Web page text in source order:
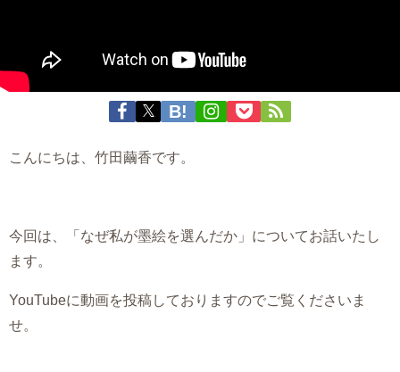
こんにちは、竹田繭香です。
今回は、「なぜ私が墨絵を選んだか」についてお話いたし
ます。
YouTubeに動画を投稿しておりますのでご覧くださいま
せ。